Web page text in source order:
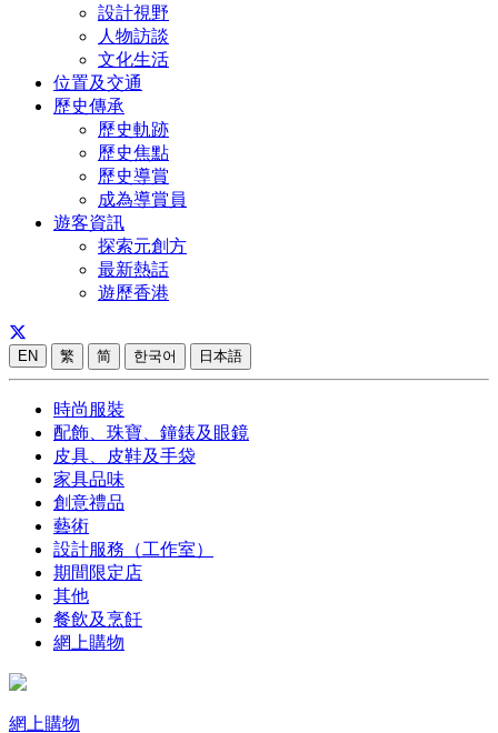
設計視野
人物訪談
文化生活
位置及交通
歷史傳承
歷史軌跡
歷史焦點
歷史導賞
成為導賞員
遊客資訊
探索元創方
最新熱話
遊歷香港
EN 繁 简 한국어 日本語
時尚服裝
配飾、珠寶、鐘錶及眼鏡
皮具、皮鞋及手袋
家具品味
創意禮品
藝術
設計服務（工作室）
期間限定店
其他
餐飲及烹飪
網上購物
網上購物